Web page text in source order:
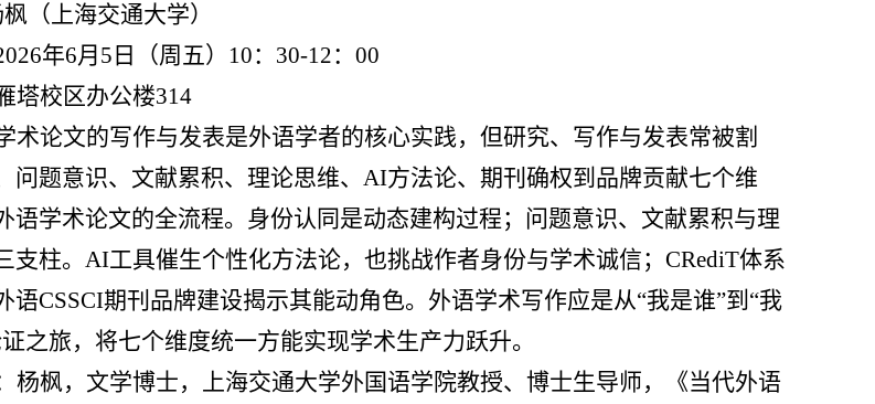
（上海交通大学）
年6月5日（周五）10：30-12：00
塔校区办公楼314
术论文的写作与发表是外语学者的核心实践，但研究、写作与发表常被割
问题意识、文献累积、理论思维、 AI方法论、期刊确权到品牌贡献七个维
语学术论文的全流程。身份认同是动态建构过程；问题意识、文献累积与理
支柱。AI工具催生个性化方法论，也挑战作者身份与学术诚信；CRediT体系
语CSSCI期刊品牌建设揭示其能动角色。外语学术写作应是从“我是谁”到“我
之旅，将七个维度统一方能实现学术生产力跃升。
杨枫，文学博士，上海交通大学外国语学院教授、博士生导师，《当代外语